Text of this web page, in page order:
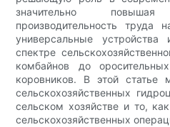
значительно
производительность
универсальные
спектре
комбайнов до
коровников. В этой
сельскохозяйственных
сельском хозяйстве и то,
сельскохозяйственных